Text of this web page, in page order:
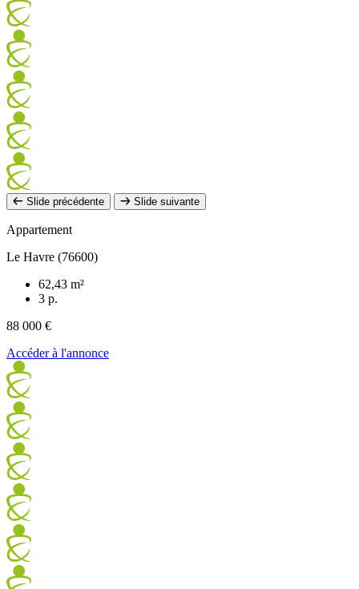
Slide précédente Slide suivante
Appartement
Le Havre (76600)
62,43 m²
3 p.
88 000 €
Accéder à l'annonce